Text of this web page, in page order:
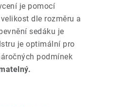
je pomocí
dle rozměru a
sedáku je
je optimální pro
podmínek